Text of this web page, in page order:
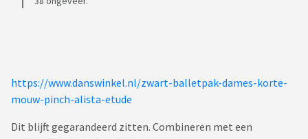
https://www.danswinkel.nl/zwart-balletpak-dames-korte-
mouw-pinch-alista-etude
Dit blijft gegarandeerd zitten. Combineren met een